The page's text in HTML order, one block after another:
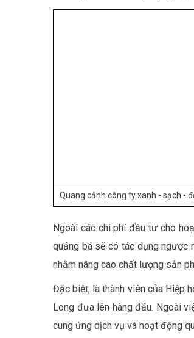
Quang cảnh công ty xanh - sạch -
Ngoài các chi phí đầu tư cho
quảng bá sẽ có tác dụng ngược
nhằm nâng cao chất lượng sản
Đặc biệt, là thành viên của Hiệp
Long đưa lên hàng đầu. Ngoài
cung ứng dịch vụ và hoạt động